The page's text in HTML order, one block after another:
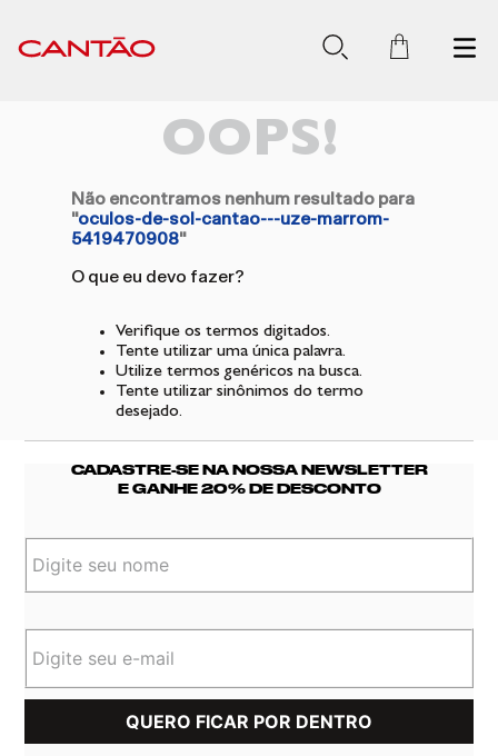
OOPS!
Não encontramos nenhum resultado para
"oculos-de-sol-cantao---uze-marrom-
5419470908"
O que eu devo fazer?
Verifique os termos digitados.
Tente utilizar uma única palavra.
Utilize termos genéricos na busca.
Tente utilizar sinônimos do termo
desejado.
CADASTRE-SE NA NOSSA NEWSLETTER
E GANHE 20% DE DESCONTO